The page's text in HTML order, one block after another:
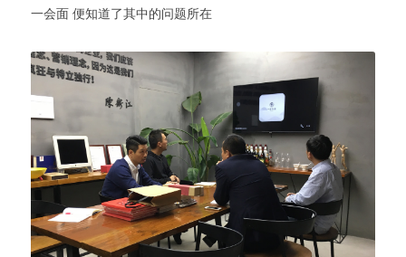
一会面 便知道了其中的问题所在